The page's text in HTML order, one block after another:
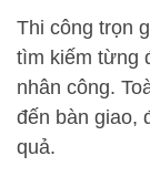
Thi công trọn
tìm kiếm từng
nhân công.
đến bàn giao,
quả.